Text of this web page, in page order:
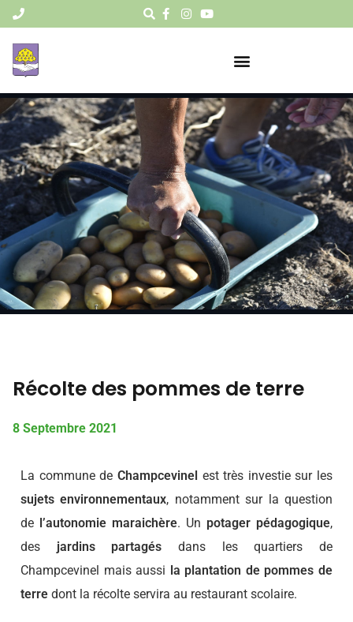
Récolte des pommes de terre
8 Septembre 2021
La commune de Champcevinel est très investie sur les
sujets environnementaux, notamment sur la question
de l’autonomie maraichère. Un potager pédagogique,
des jardins partagés dans les quartiers de
Champcevinel mais aussi la plantation de pommes de
terre dont la récolte servira au restaurant scolaire.